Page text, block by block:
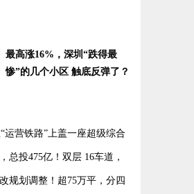
最高涨16%，深圳“跌得最
惨”的几个小区 触底反弹了？
运营铁路”上盖一座超级综合
总投475亿！双层 16车道，
规划调整！超75万平，分四